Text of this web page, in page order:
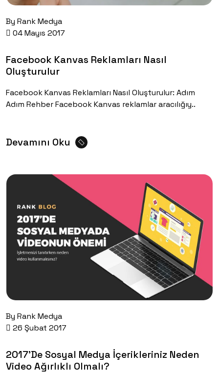
By Rank Medya
04 Mayıs 2017
Facebook Kanvas Reklamları Nasıl
Oluşturulur
Facebook Kanvas Reklamları Nasıl Oluşturulur: Adım
Adım Rehber Facebook Kanvas reklamlar aracılığıy..
Devamını Oku
By Rank Medya
26 Şubat 2017
2017’de Sosyal Medya İçerikleriniz Neden
Video Ağırlıklı Olmalı?